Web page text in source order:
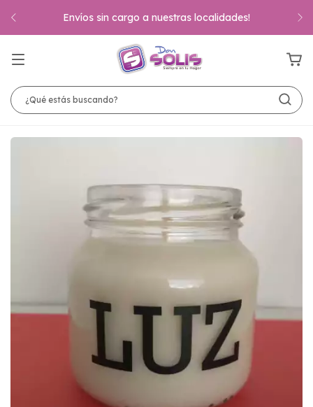
Envíos sin cargo a nuestras localidades!